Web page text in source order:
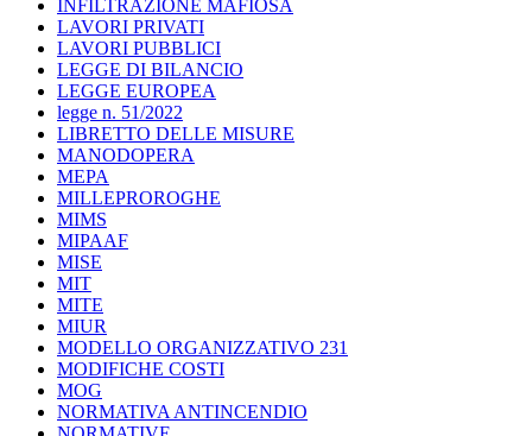
INFILTRAZIONE MAFIOSA
LAVORI PRIVATI
LAVORI PUBBLICI
LEGGE DI BILANCIO
LEGGE EUROPEA
legge n. 51/2022
LIBRETTO DELLE MISURE
MANODOPERA
MEPA
MILLEPROROGHE
MIMS
MIPAAF
MISE
MIT
MITE
MIUR
MODELLO ORGANIZZATIVO 231
MODIFICHE COSTI
MOG
NORMATIVA ANTINCENDIO